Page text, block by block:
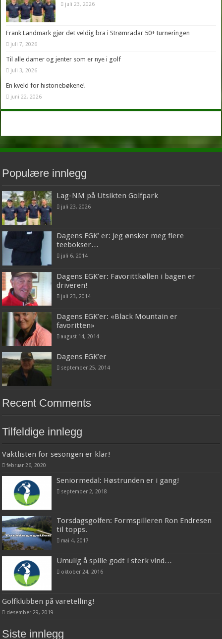
juli 23, 2026
Frank Landmark gjør det veldig bra i Strømradar 50+ turneringen
juli 7, 2026
Til alle damer og jenter som er nye i golf
juli 3, 2026
En kveld for historiebøkene!
juni 22, 2026
Populære innlegg
Lag-NM på Utsikten Golfpark
juli 23, 2026
Dagens EGK’ er: Jeg ønsker meg flere
teebokser…
juli 6, 2014
Dagens EGK’er: Favorittkøllen i bagen er
driveren!
juli 23, 2014
Dagens EGK’er: «Black Mountain er
favoritten»
august 14, 2014
Dagens EGK’er
september 25, 2014
Recent Comments
Tilfeldige innlegg
Vaktlisten for sesongen er klar!
februar 26, 2020
Seniormedal: Høstrunden er i gang!
september 2, 2018
Torsdagsgolfen: Formspilleren Ron Endresen
til topps.
mai 4, 2017
Umulig å spille godt i sterk vind…
oktober 24, 2016
Golfklubben på varetelling!
desember 29, 2019
Siste innlegg